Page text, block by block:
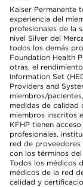
Kaiser Permanente
experiencia del
profesionales de la
nivel Silver del
todos los demás
Foundation Health
otras, el
Information Set
Providers and
miembros/
medidas de calidad
miembros inscritos
KFHP tienen
profesionales,
red de proveedores
con los términos
Todos los médicos
médicos de la red
calidad y